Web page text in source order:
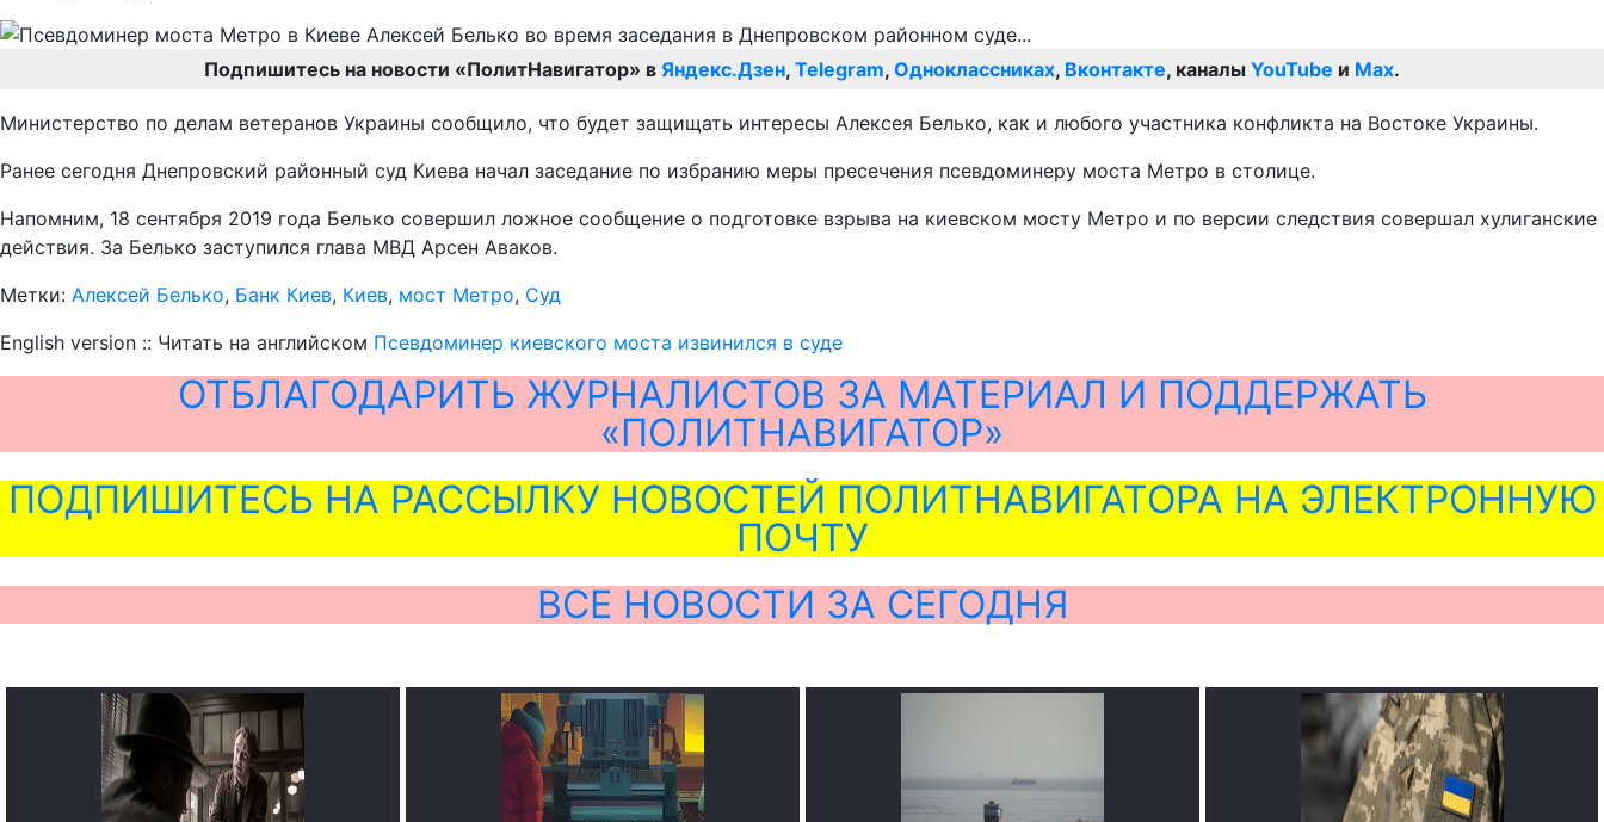
Подпишитесь на новости «ПолитНавигатор» в Яндекс.Дзен, Telegram, Одноклассниках, Вконтакте, каналы YouTube и Max.
Министерство по делам ветеранов Украины сообщило, что будет защищать интересы Алексея Белько, как и любого участника конфликта на Востоке Украины.
Ранее сегодня Днепровский районный суд Киева начал заседание по избранию меры пресечения псевдоминеру моста Метро в столице.
Напомним, 18 сентября 2019 года Белько совершил ложное сообщение о подготовке взрыва на киевском мосту Метро и по версии следствия совершал хулиганские
действия. За Белько заступился глава МВД Арсен Аваков.
Метки: Алексей Белько, Банк Киев, Киев, мост Метро, Суд
English version :: Читать на английском Псевдоминер киевского моста извинился в суде
ОТБЛАГОДАРИТЬ ЖУРНАЛИСТОВ ЗА МАТЕРИАЛ И ПОДДЕРЖАТЬ
«ПОЛИТНАВИГАТОР»
ПОДПИШИТЕСЬ НА РАССЫЛКУ НОВОСТЕЙ ПОЛИТНАВИГАТОРА НА ЭЛЕКТРОННУЮ
ПОЧТУ
ВСЕ НОВОСТИ ЗА СЕГОДНЯ